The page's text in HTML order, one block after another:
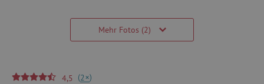
Mehr Fotos (2)
4,5 (2+)